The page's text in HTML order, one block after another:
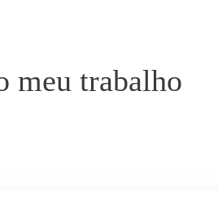
meu trabalho